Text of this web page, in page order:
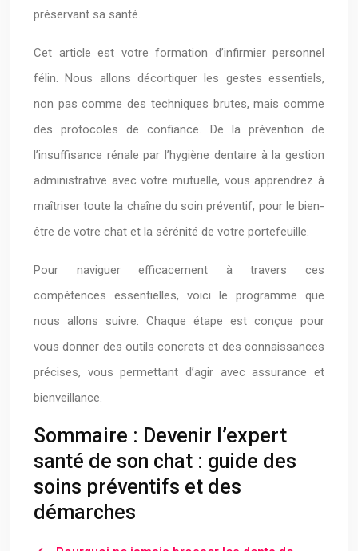
préservant sa santé.
Cet article est votre formation d’infirmier personnel
félin. Nous allons décortiquer les gestes essentiels,
non pas comme des techniques brutes, mais comme
des protocoles de confiance. De la prévention de
l’insuffisance rénale par l’hygiène dentaire à la gestion
administrative avec votre mutuelle, vous apprendrez à
maîtriser toute la chaîne du soin préventif, pour le bien-
être de votre chat et la sérénité de votre portefeuille.
Pour naviguer efficacement à travers ces
compétences essentielles, voici le programme que
nous allons suivre. Chaque étape est conçue pour
vous donner des outils concrets et des connaissances
précises, vous permettant d’agir avec assurance et
bienveillance.
Sommaire : Devenir l’expert
santé de son chat : guide des
soins préventifs et des
démarches